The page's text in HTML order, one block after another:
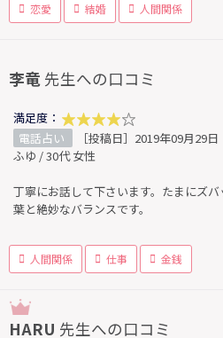
恋愛 結婚 人間関係
李竜 先生への口コミ
満足度：
電話占い
［投稿日］2019年09月29日
ふゆ / 30代 女性
丁寧にお話して下さいます。たまにズ
葉と絶妙なバランスです。
人間関係 仕事 金銭
HARU 先生への口コミ